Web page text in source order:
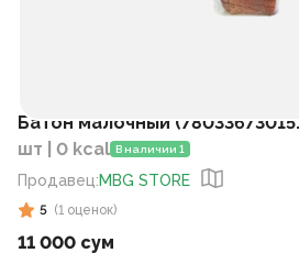
Батон малочный
шт | 0 kcal В наличии 1
Продавец:MBG STORE
5 (1 оценок)
11 000 сум